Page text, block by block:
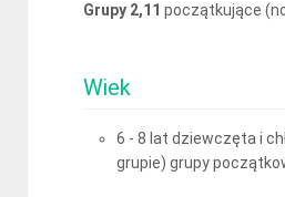
Grupy 2,11 początkujące
Wiek
6 - 8 lat dziewczęta i
grupie) grupy